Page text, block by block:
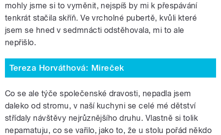
mohly jsme si to vyměnit, nejspíš by mi k přespávání
tenkrát stačila skříň. Ve vrcholné pubertě, kvůli které
jsem se hned v sedmnácti odstěhovala, mi to ale
nepřišlo.
Tereza Horváthová: Mireček
Co se ale týče společenské dravosti, nepadla jsem
daleko od stromu, v naší kuchyni se celé mé dětství
střídaly návštěvy nejrůznějšího druhu. Vlastně si tolik
nepamatuju, co se vařilo, jako to, že u stolu pořád někdo